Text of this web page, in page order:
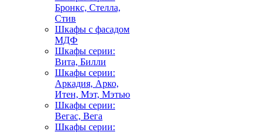
Бронкс, Стелла,
Стив
Шкафы с фасадом
МДФ
Шкафы серии:
Вита, Билли
Шкафы серии:
Аркадия, Арко,
Итен, Мэт, Мэтью
Шкафы серии:
Вегас, Вега
Шкафы серии: